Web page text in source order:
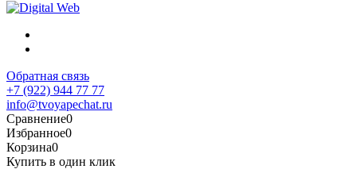
Обратная связь
+7 (922) 944 77 77
info@tvoyapechat.ru
Сравнение0
Избранное0
Корзина0
Купить в один клик